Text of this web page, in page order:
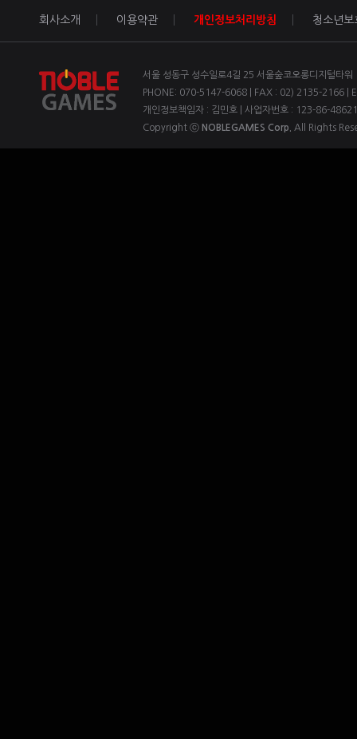
회사소개 이용약관 개인정보처리방침 청소년보
서울 성동구 성수일로4길 25 서울숲코오롱디지털타
PHONE: 070-5147-6068 | FAX : 02) 2135-2166 |
개인정보책임자 : 김민호 | 사업자번호 : 123-86-
Copyright ⓒ NOBLEGAMES Corp. All Rights